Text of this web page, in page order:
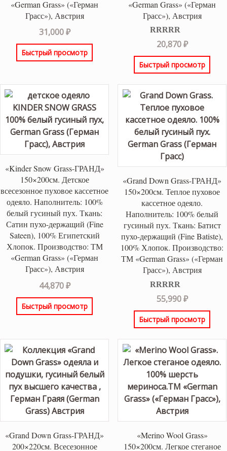
«German Grass» («Герман
Грасс»), Австрия
31,000₽
Быстрый просмотр
«German Grass» («Герман
Грасс»), Австрия
Оценка5.00
из 5
20,870₽
Быстрый просмотр
«Kinder Snow Grass-ГРАНД»
150×200см. Детское
всесезонное пуховое кассетное
одеяло. Наполнитель: 100%
белый гусиный пух. Ткань:
Сатин пухо-держащий (Fine
Sateen), 100% Египетский
Хлопок. Производство: ТМ
«German Grass» («Герман
Грасс»), Австрия
44,870₽
Быстрый просмотр
«Grand Down Grass-ГРАНД»
150×200см. Теплое пуховое
кассетное одеяло.
Наполнитель: 100% белый
гусиный пух. Ткань: Батист
пухо-держащий (Fine Batiste),
100% Хлопок. Производство:
ТМ «German Grass» («Герман
Грасс»), Австрия
Оценка5.00
из 5
55,990₽
Быстрый просмотр
«Grand Down Grass-ГРАНД»
200×220см. Всесезонное
«Merino Wool Grass»
150×200см. Легкое стеганое